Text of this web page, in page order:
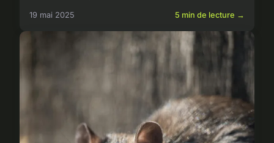
19 mai 2025 5 min de lecture →